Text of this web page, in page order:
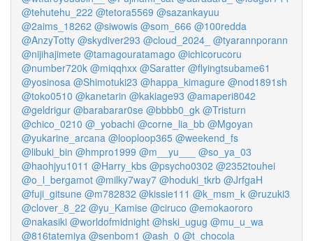
@tehutehu_222 @tetora5569 @sazankayuu
@2aims_18262 @siwowis @som_666 @100redda
@AnzyTotty @skydiver293 @cloud_2024_ @tyarannporann
@nijihajimete @tamagouratamago @ichicorucoru
@number720k @miqqhxx @Saratter @flyingtsubame61
@yosinosa @Shimotuki23 @happa_kimagure @nod1891sh
@toko0510 @kanetarin @kakiage93 @amaperi8042
@geldrigur @barabarar0se @bbbb0_gk @Tristurn
@chico_0210 @_yobachi @corne_lia_bb @Mgoyan
@yukarine_arcana @looploop365 @weekend_fs
@libuki_bin @hmpro1999 @m__yu___
@so_ya_03
@haohjyu1011 @Harry_kbs @psycho0302 @2352touhei
@o_l_bergamot @milky7way7 @hoduki_tkrb @JrfgaH
@fuji_gitsune @m782832 @kissie111 @k_msm_k @ruzuki3
@clover_8_22 @yu_Kamise @ciruco @emokaororo
@nakasiki @worldofmidnight @hski_ugug @mu_u_wa
@816tatemiya @senbom1 @ash_0 @t_chocola